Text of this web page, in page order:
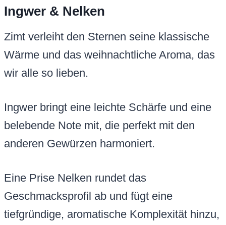
Ingwer & Nelken
Zimt verleiht den Sternen seine klassische
Wärme und das weihnachtliche Aroma, das
wir alle so lieben.
Ingwer bringt eine leichte Schärfe und eine
belebende Note mit, die perfekt mit den
anderen Gewürzen harmoniert.
Eine Prise Nelken rundet das
Geschmacksprofil ab und fügt eine
tiefgründige, aromatische Komplexität hinzu,